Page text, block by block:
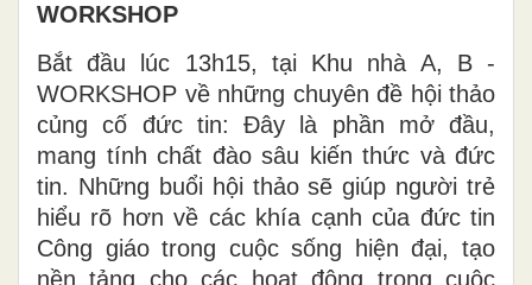
WORKSHOP
Bắt đầu lúc 13h15, tại Khu nhà A, B -
WORKSHOP về những chuyên đề hội thảo
củng cố đức tin: Đây là phần mở đầu,
mang tính chất đào sâu kiến thức và đức
tin. Những buổi hội thảo sẽ giúp người trẻ
hiểu rõ hơn về các khía cạnh của đức tin
Công giáo trong cuộc sống hiện đại, tạo
nền tảng cho các hoạt động trong cuộc